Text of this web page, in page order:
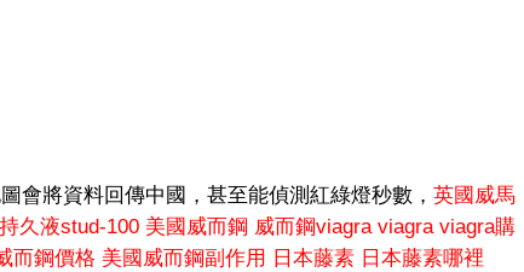
會將資料回傳中國，甚至能偵測紅綠燈秒數， 英國威馬
久液stud-100 美國威而鋼 威而鋼viagra viagra viagra購
而鋼價格 美國威而鋼副作用 日本藤素 日本藤素哪裡